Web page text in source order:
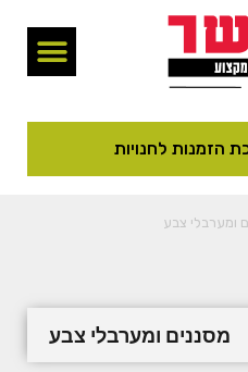
הזמנות לחנויות
ומערבלי צבע
מסננים ומערבלי צבע